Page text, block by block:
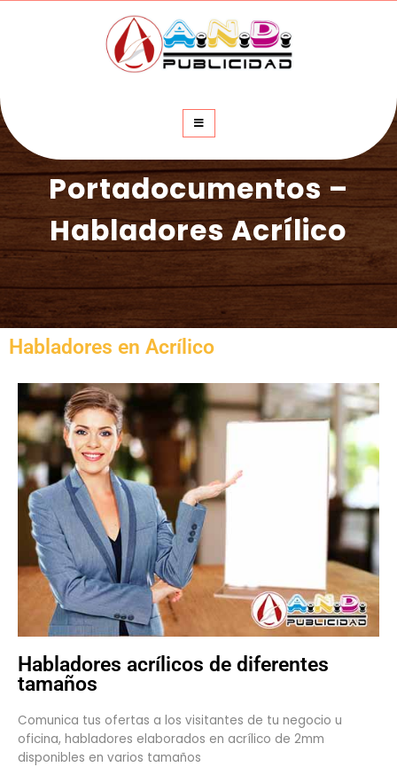
A.N.D. Publicidad
Portadocumentos –
Habladores Acrílico
Habladores en Acrílico
Habladores acrílicos de diferentes
tamaños
Comunica tus ofertas a los visitantes de tu negocio u
oficina, habladores elaborados en acrílico de 2mm
disponibles en varios tamaños